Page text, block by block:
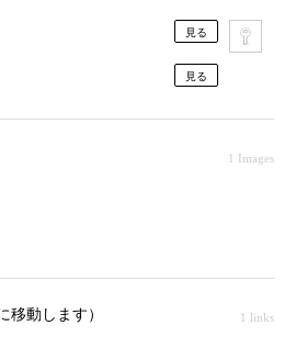
見る
見る
1 Images
動します） 1 links